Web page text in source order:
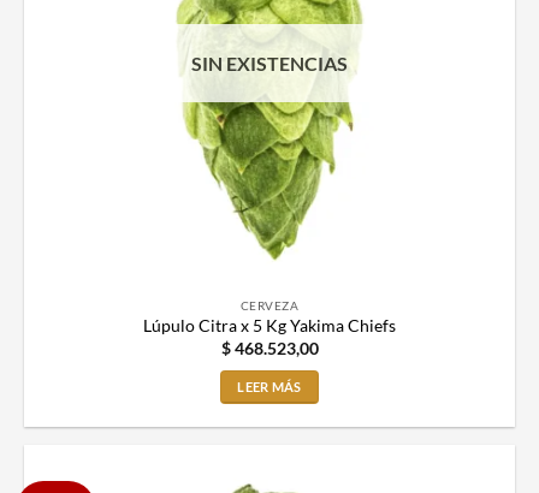
SIN EXISTENCIAS
CERVEZA
Lúpulo Citra x 5 Kg Yakima Chiefs
$468.523,00
LEER MÁS